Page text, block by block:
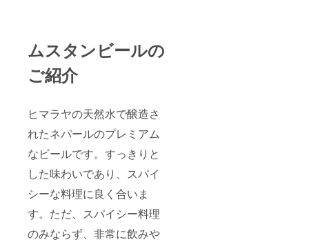
ムスタンビールの
ご紹介
ヒマラヤの天然水で醸造さ
れたネパールのプレミアム
なビールです。すっきりと
した味わいであり、スパイ
シーな料理に良く合いま
す。ただ、スパイシー料理
のみならず、非常に飲みや